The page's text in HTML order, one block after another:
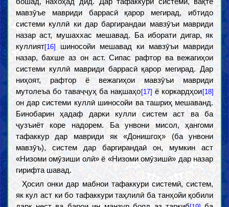
мавзӯъе мавриди баррасӣ қарор мегирад, ибтидо
системи куллӣ ки дар баргирандаи мавзӯъи мавриди
назар аст, мушаххас мешавад. Ба иборати дигар, як
куллият[16]
шиносойи мешавад ки мавзӯъи мавриди
назар, бахше аз он аст. Сипас рафтор ва вежагиҳои
системи куллӣ мавриди баррасӣ қарор мегирад. Дар
ниҳоят, рафтор ё вежагиҳои мавзӯъи мавриди
мутолеъа бо таваҷҷуҳ ба нақшаҳо [17] ё коркардҳои [18]
он дар системи куллӣ шиносойи ва ташриҳ мешаванд.
Бинобарин ҳадаф дарки кулли систем аст ва ба
ҷузъиёт коре надорем. Ба унвони мисол, ҳангоми
тафаккур дар мавриди як «Донишгоҳ» (ба унвони
мавзӯъ), систем дар баргирандаӣ он, мумкин аст
«Низоми омӯзиши олӣ» ё «Низоми омӯзишӣ» дар назар
гирифта шавад.
Ҳосил онки дар мабнои тафаккури системӣ, систем,
як кул аст ки бо тафаккури таҳлилӣ ба танҳойи қобили